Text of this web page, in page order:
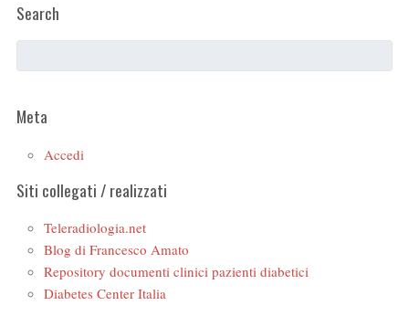
Search
Meta
Accedi
Siti collegati / realizzati
Teleradiologia.net
Blog di Francesco Amato
Repository documenti clinici pazienti diabetici
Diabetes Center Italia